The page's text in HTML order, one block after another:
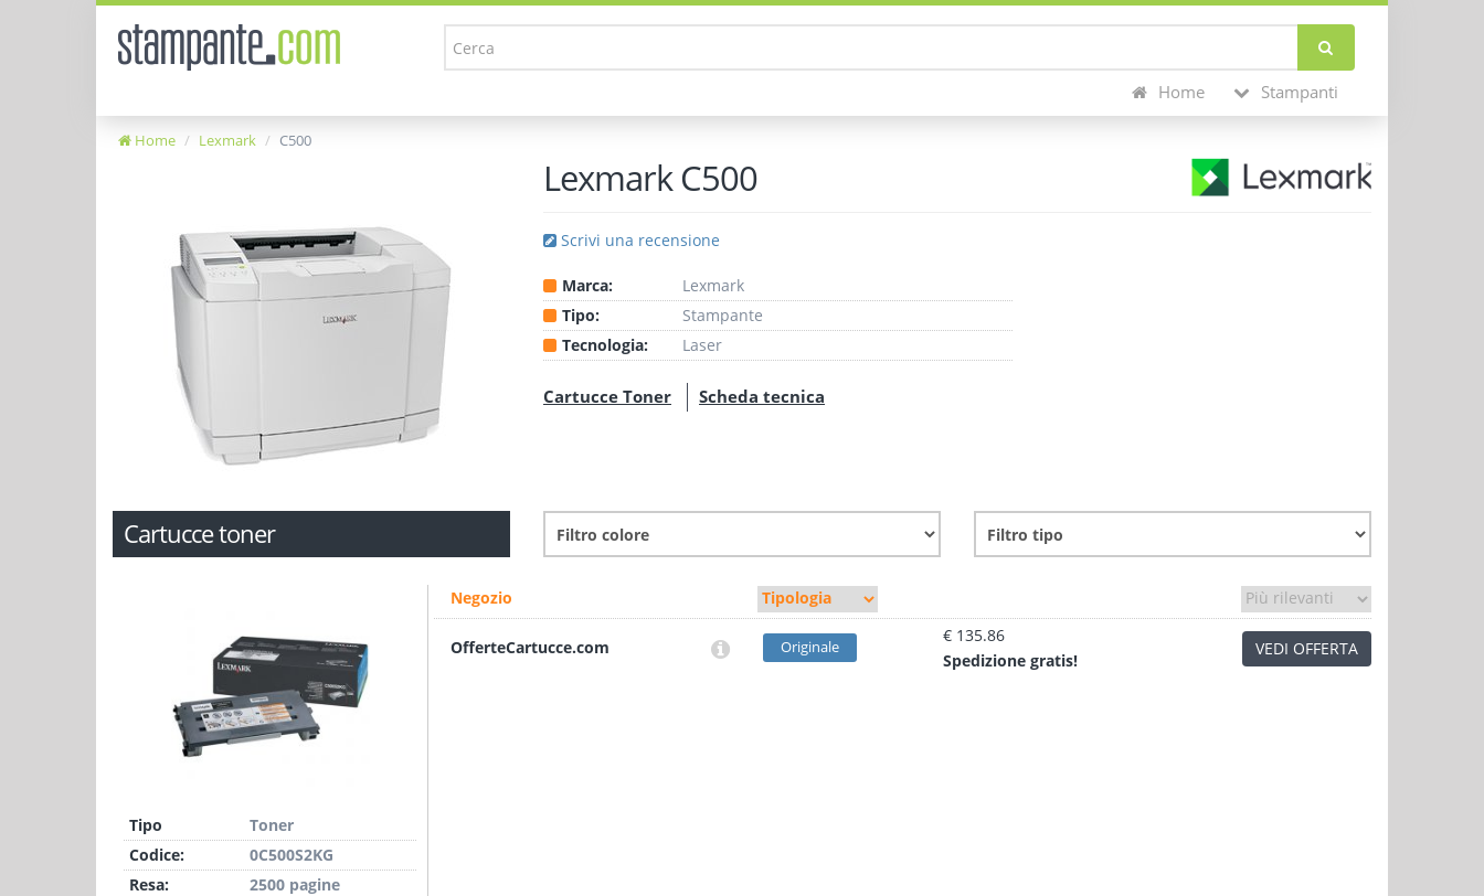
Home Stampanti
Home Lexmark C500
Lexmark C500
Scrivi una recensione
Marca:
Lexmark
Tipo:
Stampante
Tecnologia:
Laser
Cartucce Toner Scheda tecnica
Cartucce toner
Tipo
Toner
Codice:
0C500S2KG
Resa:
2500 pagine
Negozio
OfferteCartucce.com Originale
€ 135.86
Spedizione gratis!
VEDI OFFERTA